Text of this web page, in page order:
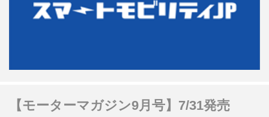
【モーターマガジン9月号】7/31発売